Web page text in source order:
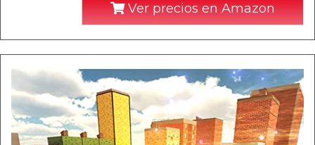
Ver precios en Amazon